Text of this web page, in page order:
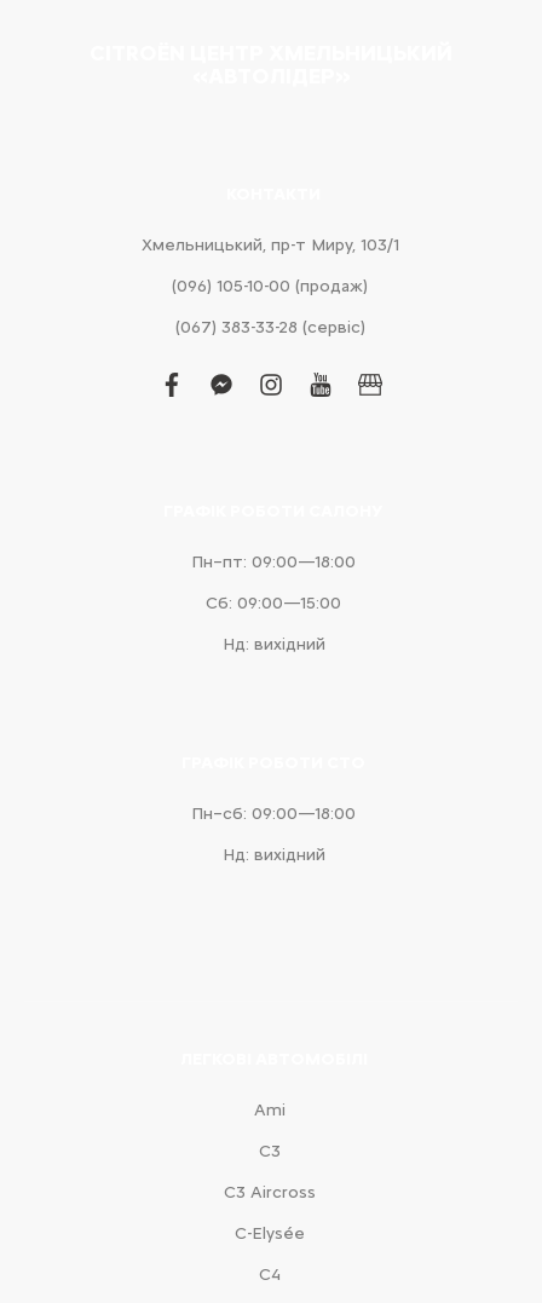
Хмельницький, пр-т Миру, 103/1
(096) 105-10-00 (продаж)
(067) 383-33-28 (сервіс)
facebook
facebook-
instagram
youtubebusiness
Пн–пт: 09:00—18:00
Сб: 09:00—15:00
Нд: вихідний
Пн–сб: 09:00—18:00
Нд: вихідний
Ami
С3
С3 Aircross
C-Elysée
С4